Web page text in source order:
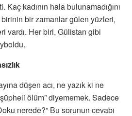
Kaç kadının hala bulunamadığını
bir zamanlar gülen yüzleri,
vardı. Her biri, Gülistan gibi
düşen acı, ne yazık ki ne
ölüm” diyememek. Sadece
nerede?” Bu sorunun cevabı